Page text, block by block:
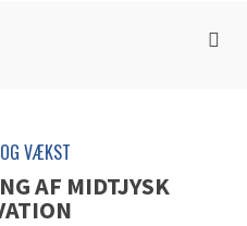
VÆKST
AF MIDTJYSK